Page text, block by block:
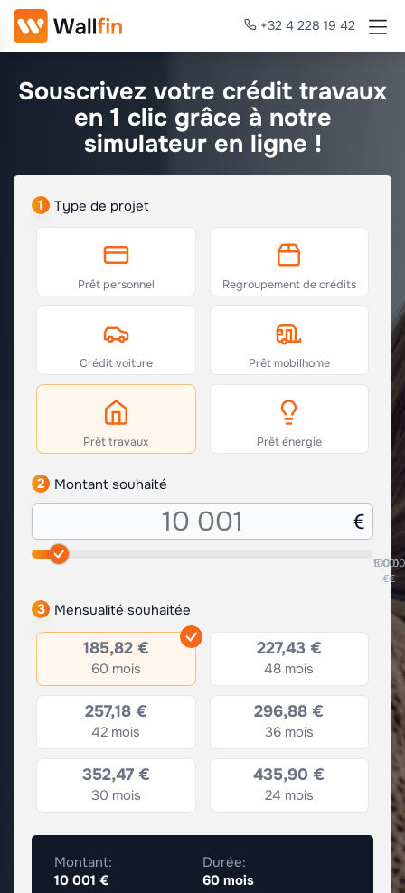
+32 4 228 19 42
Souscrivez votre crédit travaux
en 1 clic grâce à notre
simulateur en ligne !
1 Type de projet
Prêt personnel Regroupement de crédits
Crédit voiture Prêt mobilhome
Prêt travaux Prêt énergie
2 Montant souhaité
5.001
€€
3 Mensualité souhaitée
185,82 €
60 mois
227,43 €
48 mois
257,18 €
42 mois
296,88 €
36 mois
352,47 €
30 mois
435,90 €
24 mois
Montant:
10 001 €
Durée:
60 mois